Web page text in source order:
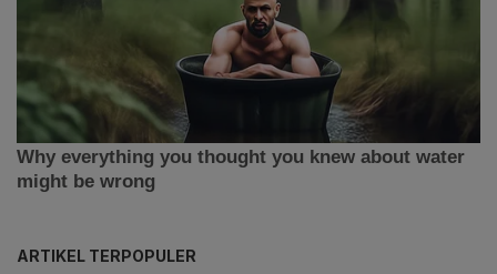
ARTIKEL TERPOPULER